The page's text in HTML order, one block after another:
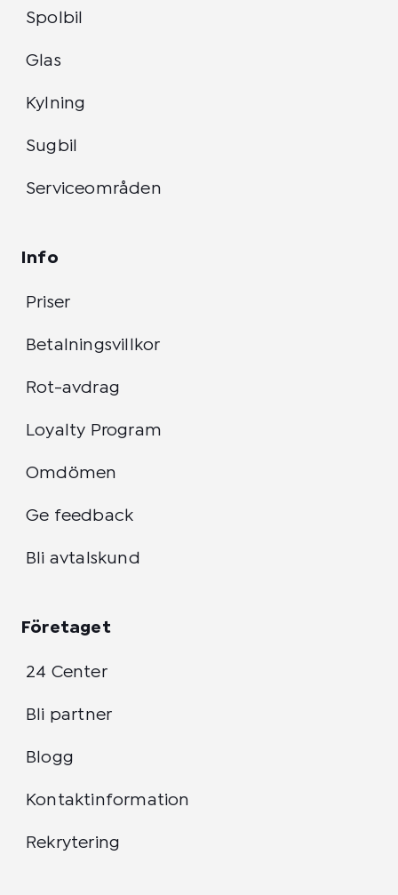
Spolbil
Glas
Kylning
Sugbil
Serviceområden
Info
Priser
Betalningsvillkor
Rot-avdrag
Loyalty Program
Omdömen
Ge feedback
Bli avtalskund
Företaget
24 Center
Bli partner
Blogg
Kontaktinformation
Rekrytering